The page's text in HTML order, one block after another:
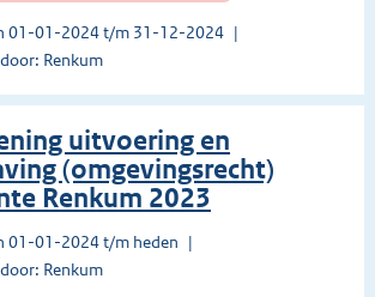
01-01-2024 t/m 31-12-2024
Renkum
uitvoering en
(omgevingsrecht)
Renkum 2023
01-01-2024 t/m heden
Renkum